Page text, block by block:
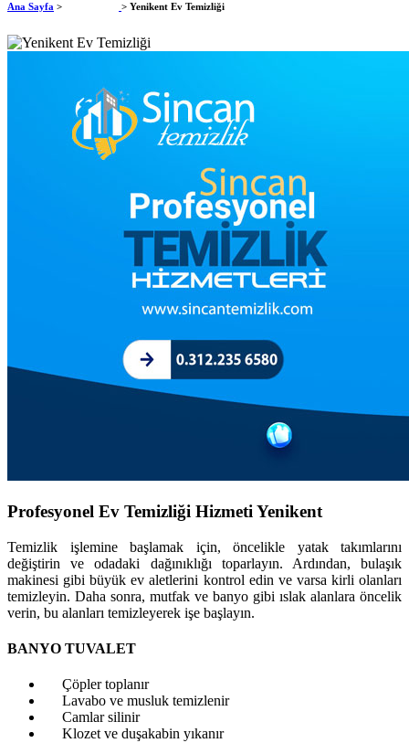
Ana Sayfa > > Yenikent Ev Temizliği
Profesyonel Ev Temizliği Hizmeti Yenikent
Temizlik işlemine başlamak için, öncelikle yatak takımlarını
değiştirin ve odadaki dağınıklığı toparlayın. Ardından, bulaşık
makinesi gibi büyük ev aletlerini kontrol edin ve varsa kirli olanları
temizleyin. Daha sonra, mutfak ve banyo gibi ıslak alanlara öncelik
verin, bu alanları temizleyerek işe başlayın.
BANYO TUVALET
Çöpler toplanır
Lavabo ve musluk temizlenir
Camlar silinir
Klozet ve duşakabin yıkanır